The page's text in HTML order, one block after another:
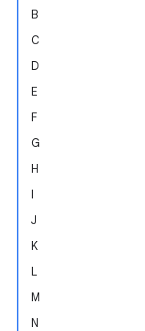
B
C
D
E
F
G
H
I
J
K
L
M
N